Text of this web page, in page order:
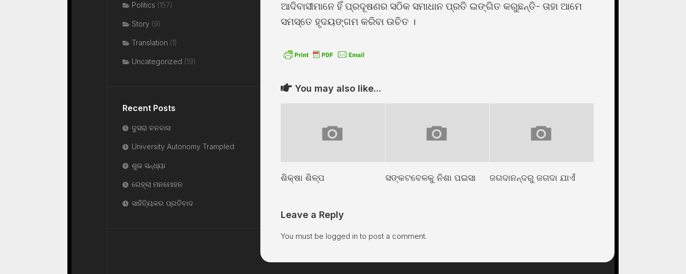
ଆଦିବାସୀମାନେ ହିଁ ପ୍ରଦୂଷଣର ସଠିକ ସମାଧାନ ପ୍ରତି ଇଙ୍ଗିତ କରୁଛନ୍ତି- ତାହା ଆମେ
ସମସ୍ତେ ହୃଦୟଙ୍ଗମ କରିବା ଉଚିତ ।
You may also like...
ଶିକ୍ଷା ଶିଳ୍ପ ସଙ୍କଟବେଳକୁ ନିଶା ପଇସା ଜଗଦାନନ୍ଦରୁ ଜଗଦା ଯାଏଁ
Leave a Reply
You must be logged in to post a comment.
Politics (157)
Story (9)
Translation (1)
Uncategorized (19)
Recent Posts
ଦୁସରା ବନବାସ
University Autonomy Trampled
ଶୁଭ ସନ୍ଧ୍ୟା
ଗେହ୍ଲା ମନମୋହନ
ସାହିତ୍ୟିକର ପ୍ରତିବାଦ